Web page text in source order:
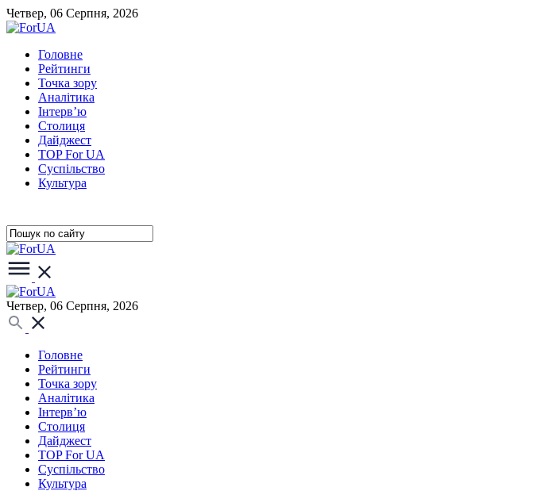
Четвер, 06 Серпня, 2026
Головне
Рейтинги
Точка зору
Аналітика
Інтерв’ю
Столиця
Дайджест
TOP For UA
Суспiльство
Культура
Четвер, 06 Серпня, 2026
Головне
Рейтинги
Точка зору
Аналітика
Інтерв’ю
Столиця
Дайджест
TOP For UA
Суспiльство
Культура